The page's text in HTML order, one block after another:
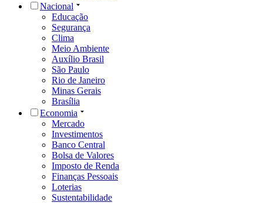
Nacional
Educação
Segurança
Clima
Meio Ambiente
Auxílio Brasil
São Paulo
Rio de Janeiro
Minas Gerais
Brasília
Economia
Mercado
Investimentos
Banco Central
Bolsa de Valores
Imposto de Renda
Finanças Pessoais
Loterias
Sustentabilidade